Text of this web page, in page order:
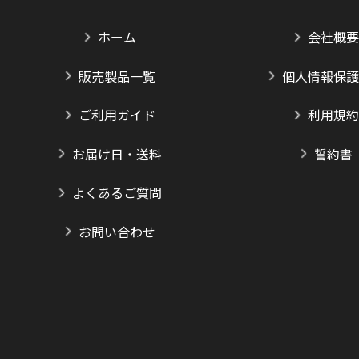
ホーム
販売製品一覧
ご利用ガイド
お届け日・送料
よくあるご質問
お問い合わせ
会社概要
個人情報保
利用規約
誓約書